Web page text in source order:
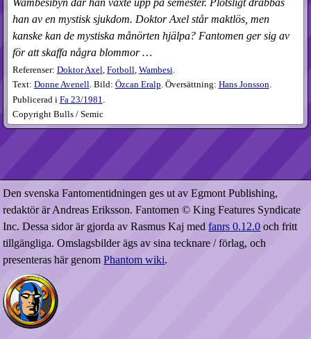
Wambesibyn där han växte upp på semester. Plötsligt drabbas
han av en mystisk sjukdom. Doktor Axel står maktlös, men
kanske kan de mystiska månörten hjälpa? Fantomen ger sig av
för att skaffa några blommor …
Referenser: Doktor Axel Fotboll Wambesi
Text: Donne Avenell. Bild: Özcan Eralp. Översättning: Hans Jonsson.
Publicerad i Fa 23​/1981
Copyright Bulls / Semic
Den svenska Fantomentidningen ges ut av Egmont Publishing,
redaktör är Andreas Eriksson. Fantomen © King Features Syndicate
Inc. Dessa sidor är gjorda av Rasmus Kaj medfanrs 0.12.0 och fritt
tillgängliga. Omslagsbilder ägs av sina tecknare / förlag, och
presenteras här genomPhantom wiki.